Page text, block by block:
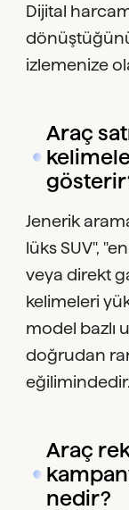
Dijital
izlemenize
Araç
Jenerik
lüks SUV",
veya direkt
kelimeleri
model bazlı
doğrudan
eğilimindedir.
Araç
nedir?